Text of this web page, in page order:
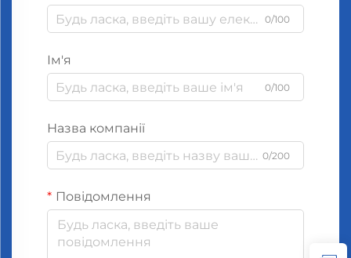
0/100
Ім'я
0/100
Назва компанії
0/200
Повідомлення